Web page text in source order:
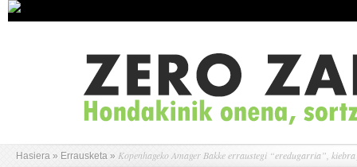
Hasiera » Errausketa » Kopenhageko Amager Bakke erraustegi “eredugarria”,